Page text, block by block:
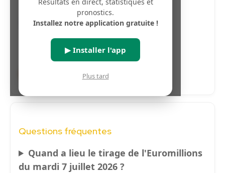
pronostics.
Installez notre application gratuite !
▶ Installer l'app
Plus tard
10 17 25 28
31
Étoiles :
Questions fréquentes
Quand a lieu le tirage de l'Euromillions
du mardi 7 juillet 2026 ?